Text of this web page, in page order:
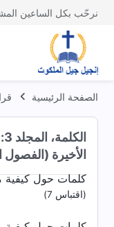
نرحّب بكل الساعين
الصفحة الرئيسية
الأخيرة (الفصول
كلمات حول كيفية
(اقتباس 2)
(اقتباس 3)
كلمات حول كيفية
(اقتباس 6)
كلمات حول كيفية
(اقتباس 7)